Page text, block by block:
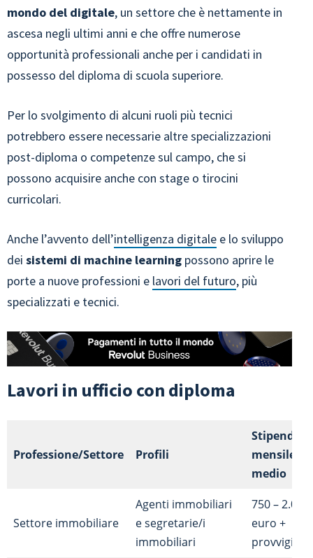
mondo del digitale, un settore che è nettamente in
ascesa negli ultimi anni e che offre numerose
opportunità professionali anche per i candidati in
possesso del diploma di scuola superiore.
Per lo svolgimento di alcuni ruoli più tecnici
potrebbero essere necessarie altre specializzazioni
post-diploma o competenze sul campo, che si
possono acquisire anche con stage o tirocini
curricolari.
Anche l’avvento dell’intelligenza digitale e lo sviluppo
dei sistemi di machine learning possono aprire le
porte a nuove professioni e lavori del futuro, più
specializzati e tecnici.
Lavori in ufficio con diploma
Professione/Settore Profili
Stipendio
mensile
medio
Settore immobiliare
Agenti immobiliari
e segretarie/i
immobiliari
750 – 2.000
euro +
provvigioni